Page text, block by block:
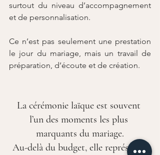
surtout du niveau d’accompagnement
et de personnalisation.
Ce n’est pas seulement une prestation
le jour du mariage, mais un travail de
préparation, d’écoute et de création.
La cérémonie laïque est souvent
l’un des moments les plus
marquants du mariage.
Au-delà du budget, elle représente